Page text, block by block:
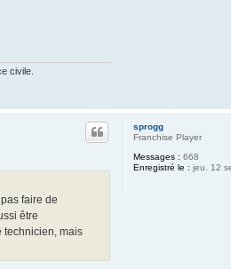
civile.
sprogg
Franchise Player
Messages : 668
Enregistré le : jeu. 12
faire de
être
technicien, mais